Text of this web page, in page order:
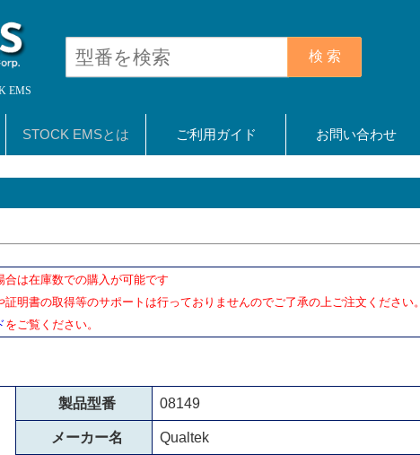
EMS
検 索
STOCK EMSとは ご利用ガイド お問い合わせ
は在庫数での購入が可能です
明書の取得等のサポートは行っておりませんのでご了承の上ご注文ください。
をご覧ください。
製品型番 08149
メーカー名 Qualtek